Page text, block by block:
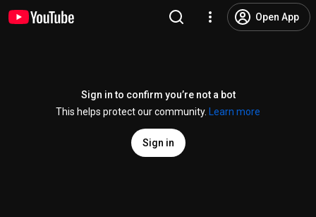
Open App
Sign in to confirm you’re not a bot
This helps protect our community.
Learn more
Sign in